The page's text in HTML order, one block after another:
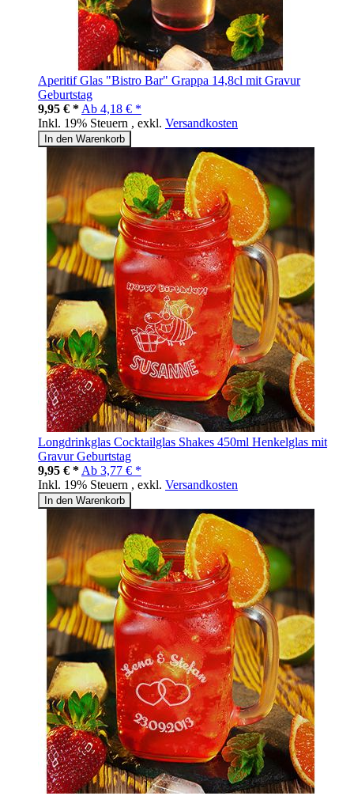
Aperitif Glas "Bistro Bar" Grappa 14,8cl mit Gravur
Geburtstag
9,95 € * Ab 4,18 € *
Inkl. 19% Steuern , exkl. Versandkosten
In den Warenkorb
Longdrinkglas Cocktailglas Shakes 450ml Henkelglas mit
Gravur Geburtstag
9,95 € * Ab 3,77 € *
Inkl. 19% Steuern , exkl. Versandkosten
In den Warenkorb